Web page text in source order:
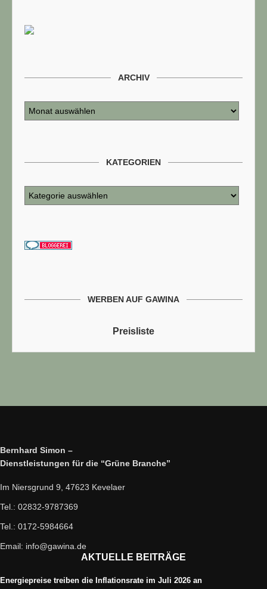
ARCHIV
KATEGORIEN
WERBEN AUF GAWINA
Preisliste
Bernhard Simon –
Dienstleistungen für die “Grüne Branche”
Im Niersgrund 9, 47623 Kevelaer
Tel.: 02832-9787369
Tel.: 0172-5984664
Email: info@gawina.de
AKTUELLE BEITRÄGE
Energiepreise treiben die Inflationsrate im Juli 2026 an